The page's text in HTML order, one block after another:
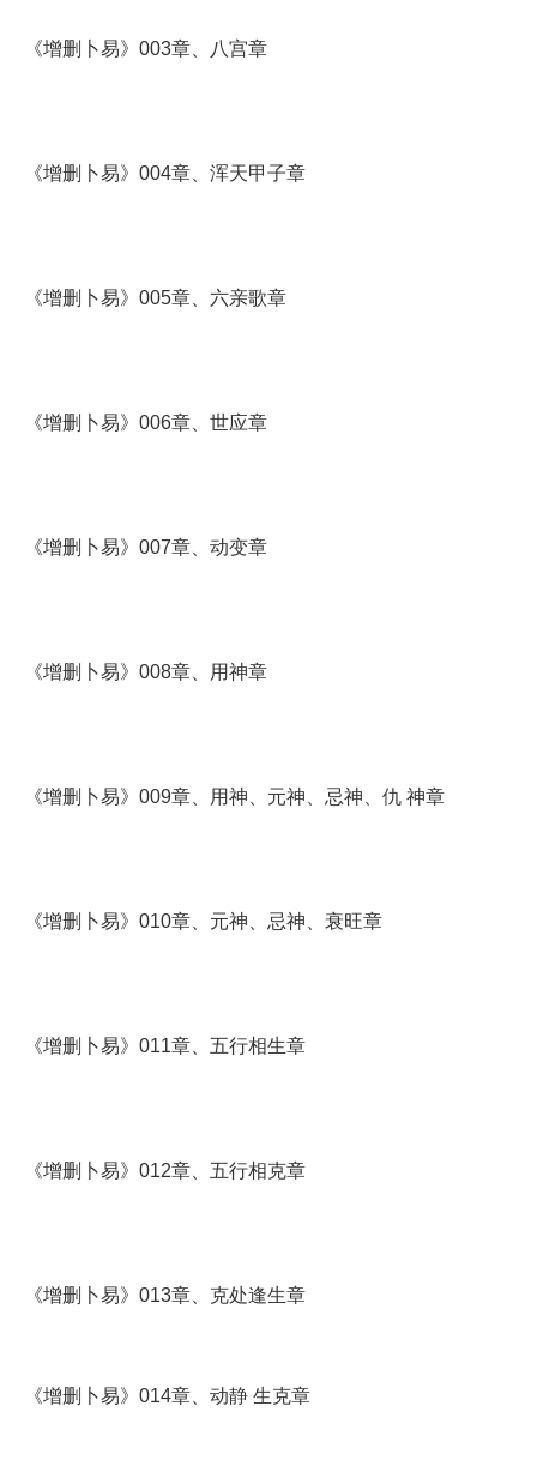
《增删卜易》003章、八宫章
《增删卜易》004章、浑天甲子章
《增删卜易》005章、六亲歌章
《增删卜易》006章、世应章
《增删卜易》007章、动变章
《增删卜易》008章、用神章
《增删卜易》009章、用神、元神、忌神、仇 神章
《增删卜易》010章、元神、忌神、衰旺章
《增删卜易》011章、五行相生章
《增删卜易》012章、五行相克章
《增删卜易》013章、克处逢生章
《增删卜易》014章、动静 生克章